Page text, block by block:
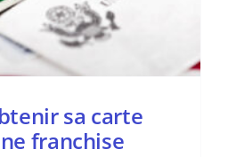
sa carte
franchise